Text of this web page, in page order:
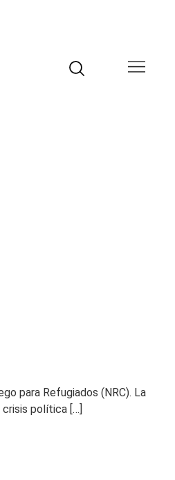
para Refugiados (NRC). La
crisis política […]